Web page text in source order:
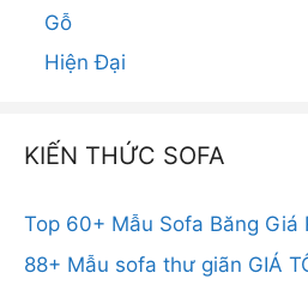
Gỗ
Hiện Đại
KIẾN THỨC SOFA
Top 60+ Mẫu Sofa Băng Giá
88+ Mẫu sofa thư giãn GIÁ